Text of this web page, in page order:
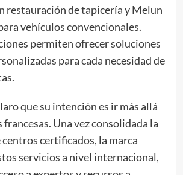
restauración de tapicería y Melun
vehículos convencionales.
permiten ofrecer soluciones
para cada necesidad de
que su intención es ir más allá
Una vez consolidada la
certificados, la marca
servicios a nivel internacional,